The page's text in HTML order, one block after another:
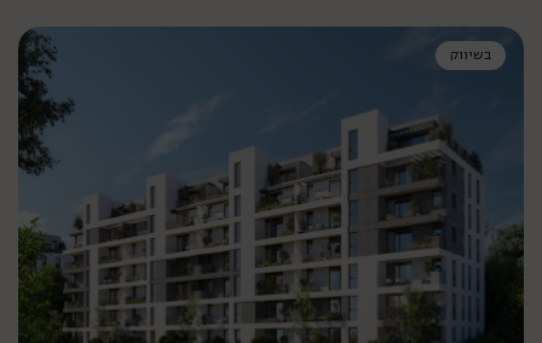
בשיווק